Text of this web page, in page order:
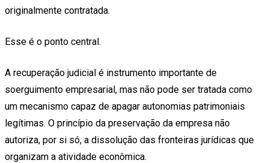
originalmente contratada.
Esse é o ponto central.
A recuperação judicial é instrumento importante de
soerguimento empresarial, mas não pode ser tratada como
um mecanismo capaz de apagar autonomias patrimoniais
legítimas. O princípio da preservação da empresa não
autoriza, por si só, a dissolução das fronteiras jurídicas que
organizam a atividade econômica.